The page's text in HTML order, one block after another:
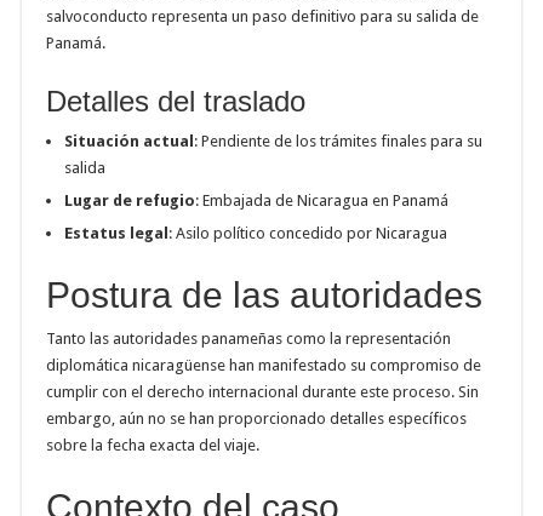
salvoconducto representa un paso definitivo para su salida de
Panamá.
Detalles del traslado
Situación actual : Pendiente de los trámites finales para su
salida
Lugar de refugio: Embajada de Nicaragua en Panamá
Estatus legal : Asilo político concedido por Nicaragua
Postura de las autoridades
Tanto las autoridades panameñas como la representación
diplomática nicaragüense han manifestado su compromiso de
cumplir con el derecho internacional durante este proceso. Sin
embargo, aún no se han proporcionado detalles específicos
sobre la fecha exacta del viaje.
Contexto del caso